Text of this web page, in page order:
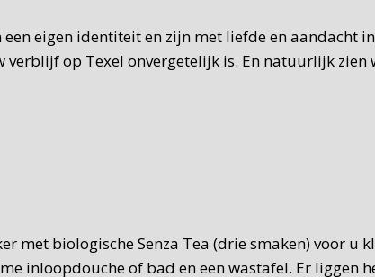
eigen identiteit en zijn met liefde en aandacht
op Texel onvergetelijk is. En natuurlijk zien
met biologische Senza Tea (drie smaken) voor u
inloopdouche of bad en een wastafel. Er liggen